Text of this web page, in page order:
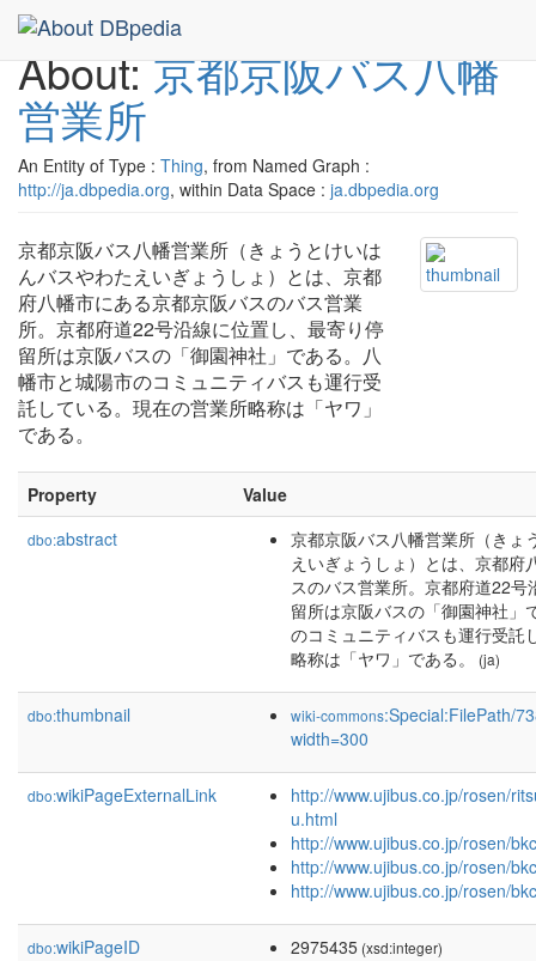
About:京都京阪バス八幡
営業所
An Entity of Type : Thing, from Named Graph :
http://ja.dbpedia.org, within Data Space : ja.dbpedia.org
京都京阪バス八幡営業所（きょうとけいは
んバスやわたえいぎょうしょ）とは、京都
府八幡市にある京都京阪バスのバス営業
所。京都府道22号沿線に位置し、最寄り停
留所は京阪バスの「御園神社」である。八
幡市と城陽市のコミュニティバスも運行受
託している。現在の営業所略称は「ヤワ」
である。
Property Value
dbo:abstract
京都京阪バス八幡営業所（きょ
えいぎょうしょ）とは、京都府
スのバス営業所。京都府道22
留所は京阪バスの「御園神社」
のコミュニティバスも運行受託
略称は「ヤワ」である。
(ja)
dbo:thumbnail wiki-commons:Special:FilePath/
width=300
dbo:wikiPageExternalLink
http://www.ujibus.co.jp/rosen/
u.html
http://www.ujibus.co.jp/rosen/
http://www.ujibus.co.jp/rosen/
http://www.ujibus.co.jp/rosen/
dbo:wikiPageID 2975435 (xsd:integer)